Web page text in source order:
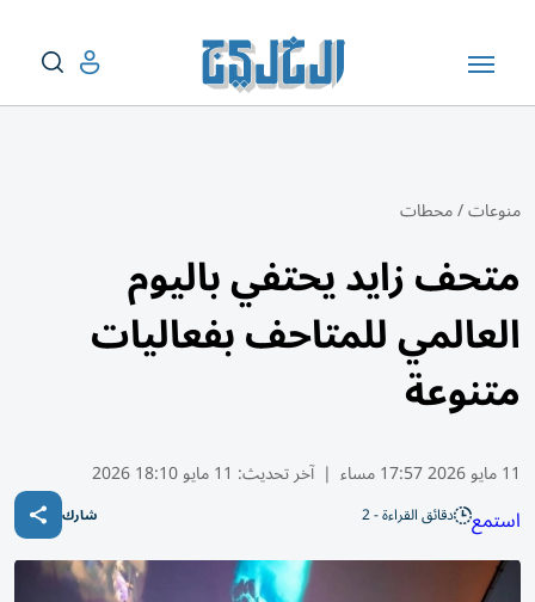
منوعات/محطات
متحف زايد يحتفي باليوم
العالمي للمتاحف بفعاليات
متنوعة
11 مايو 2026 17:57 مساء | آخر تحديث: 11 مايو 18:10 2026
استمع دقائق القراءة - 2 شارك